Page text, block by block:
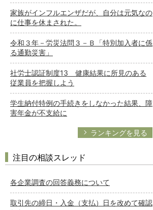
家族がインフルエンザだが、自分は元気なの
に仕事を休まされた。
令和３年－労災法問３－Ｂ「特別加入者に係
る通勤災害」
社労士認証制度13 健康結果に所見のある
従業員を把握しよう
学生納付特例の手続きをしなかった結果、障
害年金が不支給に
ランキングを見る
注目の相談スレッド
各企業調査の回答義務について
取引先の締日・入金（支払）日を改めて確認